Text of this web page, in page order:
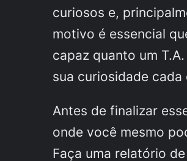
curiosos e,
motivo é essencial
capaz quanto um
sua curiosidade cada
Antes de finalizar
onde você mesmo
Faça uma relatório